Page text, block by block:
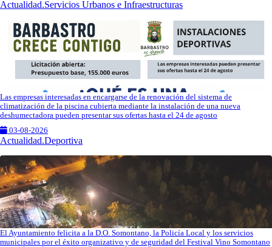
Actualidad.Servicios Urbanos e Infraestructuras
Las empresas interesadas en encargarse de la renovación del sistema de
climatización de la piscina cubierta mediante la instalación de una nueva
deshumectadora pueden presentar sus ofertas hasta el 24 de agosto
03-08-2026
Actualidad.Deportiva
El Ayuntamiento felicita a la D.O. Somontano, la Policía Local y los servicios
municipales por el éxito organizativo y de seguridad del Festival Vino Somontano